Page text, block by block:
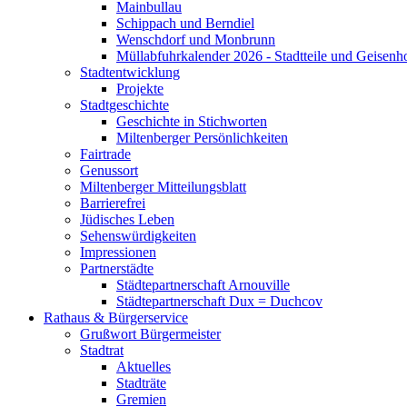
Mainbullau
Schippach und Berndiel
Wenschdorf und Monbrunn
Müllabfuhrkalender 2026 - Stadtteile und
Stadtentwicklung
Projekte
Stadtgeschichte
Geschichte in Stichworten
Miltenberger Persönlichkeiten
Fairtrade
Genussort
Miltenberger Mitteilungsblatt
Barrierefrei
Jüdisches Leben
Sehenswürdigkeiten
Impressionen
Partnerstädte
Städtepartnerschaft Arnouville
Städtepartnerschaft Dux = Duchcov
Rathaus & Bürgerservice
Grußwort Bürgermeister
Stadtrat
Aktuelles
Stadträte
Gremien